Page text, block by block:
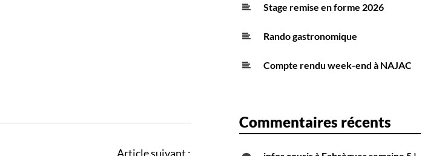
Article suivant :
Stage remise en forme 2026
Rando gastronomique
Compte rendu week-end à NAJAC
Commentaires récents